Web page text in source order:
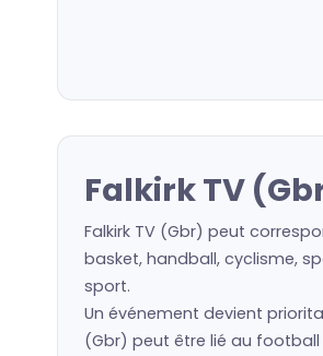
Falkirk TV
Falkirk TV (Gbr) peut
basket, handball, cyclisme,
sport.
Un événement devient
(Gbr) peut être lié au football